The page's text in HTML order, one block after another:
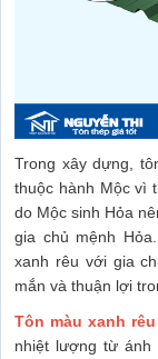
Trong xây dựng,
thuộc hành Mộc vì
do Mộc sinh Hỏa
gia chủ mệnh
xanh rêu với gia
mắn và thuận lợi
Tôn màu xanh rêu
nhiệt lượng từ ánh